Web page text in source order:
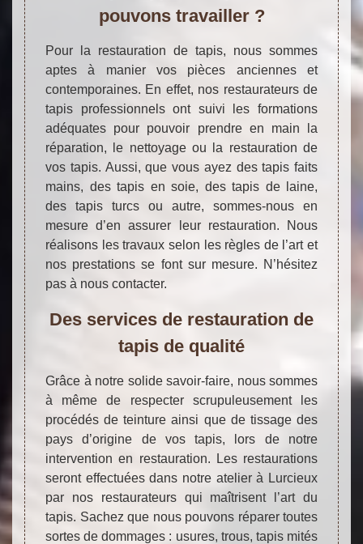
pouvons travailler ?
Pour la restauration de tapis, nous sommes
aptes à manier vos pièces anciennes et
contemporaines. En effet, nos restaurateurs de
tapis professionnels ont suivi les formations
adéquates pour pouvoir prendre en main la
réparation, le nettoyage ou la restauration de
vos tapis. Aussi, que vous ayez des tapis faits
mains, des tapis en soie, des tapis de laine,
des tapis turcs ou autre, sommes-nous en
mesure d’en assurer leur restauration. Nous
réalisons les travaux selon les règles de l’art et
nos prestations se font sur mesure. N’hésitez
pas à nous contacter.
Des services de restauration de
tapis de qualité
Grâce à notre solide savoir-faire, nous sommes
à même de respecter scrupuleusement les
procédés de teinture ainsi que de tissage des
pays d’origine de vos tapis, lors de notre
intervention en restauration. Les restaurations
seront effectuées dans notre atelier à Lurcieux
par nos restaurateurs qui maîtrisent l’art du
tapis. Sachez que nous pouvons réparer toutes
sortes de dommages : usures, trous, tapis mités